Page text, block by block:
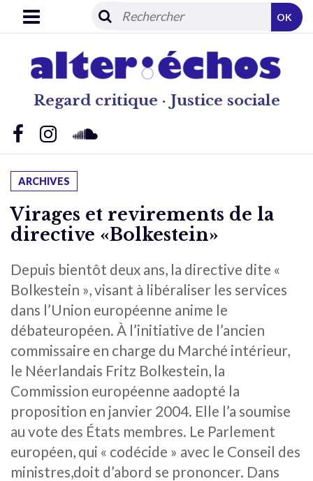
Regard critique · Justice sociale
OK
ARCHIVES
Virages et revirements de la
directive «Bolkestein»
Depuis bientôt deux ans, la directive dite «
Bolkestein », visant à libéraliser les services
dans l’Union européenne anime le
débateuropéen. À l’initiative de l’ancien
commissaire en charge du Marché intérieur,
le Néerlandais Fritz Bolkestein, la
Commission européenne aadopté la
proposition en janvier 2004. Elle l’a soumise
au vote des États membres. Le Parlement
européen, qui « codécide » avec le Conseil des
ministres,doit d’abord se prononcer. Dans